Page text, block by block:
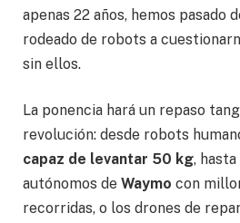
apenas 22 años, hemos pasado
rodeado de robots a
sin ellos.
La ponencia hará un repaso
revolución: desde robots
capaz de levantar 50 kg,
autónomos de Waymo con
recorridas, o los drones de